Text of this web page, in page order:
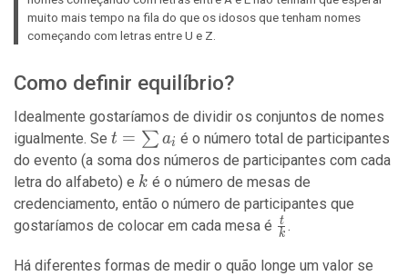
muito mais tempo na fila do que os idosos que tenham nomes
começando com letras entre U e Z.
Como definir equilíbrio?
Idealmente gostaríamos de dividir os conjuntos de nomes
igualmente. Se t =
\sum
a_i
t = ∑ ai é o número total de participantes
do evento (a soma dos números de participantes com cada
letra do alfabeto) e k
k é o número de mesas de
credenciamento, então o número de participantes que
gostaríamos de colocar em cada mesa é \frac{t}
k
t .
Há diferentes formas de medir o quão longe um valor se